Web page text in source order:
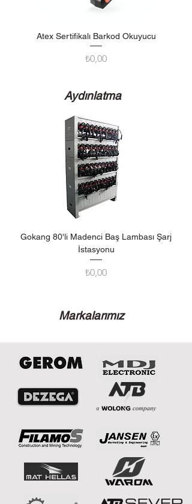
Atex Sertifikalı Barkod Okuyucu
Fiyat
₺0,00
Aydınlatma
Gokang 80'li Madenci Baş Lambası Şarj
İstasyonu
Fiyat
₺0,00
Markalarımız